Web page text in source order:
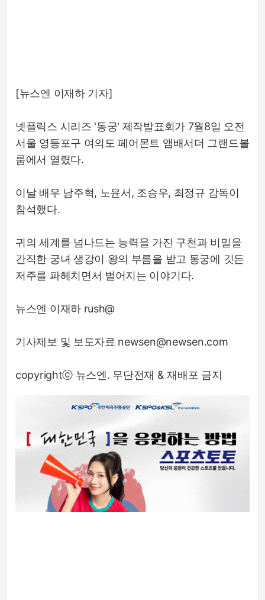
[뉴스엔 이재하 기자]
넷플릭스 시리즈 '동궁' 제작발표회가 7월8일 오전
서울 영등포구 여의도 페어몬트 앰배서더 그랜드볼
룸에서 열렸다.
이날 배우 남주혁, 노윤서, 조승우, 최정규 감독이
참석했다.
귀의 세계를 넘나드는 능력을 가진 구천과 비밀을
간직한 궁녀 생강이 왕의 부름을 받고 동궁에 깃든
저주를 파헤치면서 벌어지는 이야기다.
뉴스엔 이재하 rush@
기사제보 및 보도자료 newsen@newsen.com
copyrightⓒ 뉴스엔. 무단전재 & 재배포 금지